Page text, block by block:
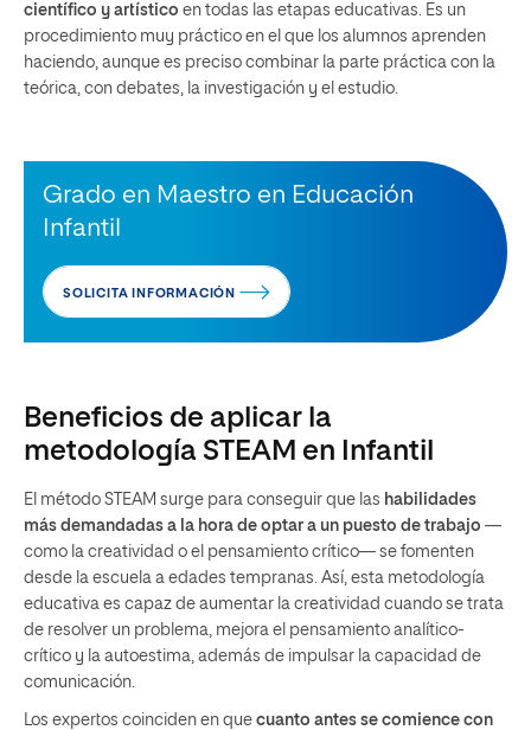
científico y artístico en todas las etapas educativas. Es un
procedimiento muy práctico en el que los alumnos aprenden
haciendo, aunque es preciso combinar la parte práctica con la
teórica, con debates, la investigación y el estudio.
Grado en Maestro en Educación
Infantil
SOLICITA INFORMACIÓN
Beneficios de aplicar la
metodología STEAM en Infantil
El método STEAM surge para conseguir que las habilidades
más demandadas a la hora de optar a un puesto de trabajo —
como la creatividad o el pensamiento crítico— se fomenten
desde la escuela a edades tempranas. Así, esta metodología
educativa es capaz de aumentar la creatividad cuando se trata
de resolver un problema, mejora el pensamiento analítico-
crítico y la autoestima, además de impulsar la capacidad de
comunicación.
Los expertos coinciden en que cuanto antes se comience con